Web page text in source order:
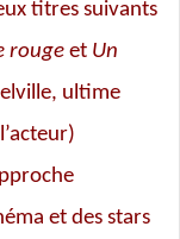
titres suivants
rouge et Un
ultime
et des stars